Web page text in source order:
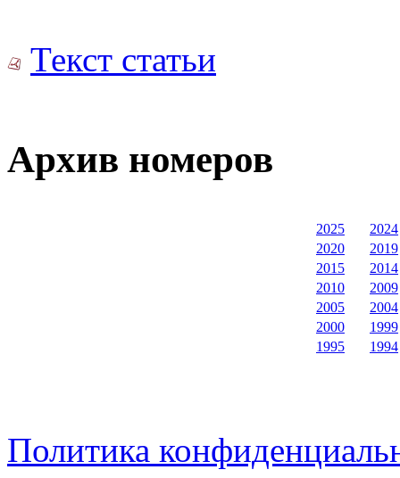
Текст статьи
Архив номеров
2025
2024
2020
2019
2015
2014
2010
2009
2005
2004
2000
1999
1995
1994
Политика